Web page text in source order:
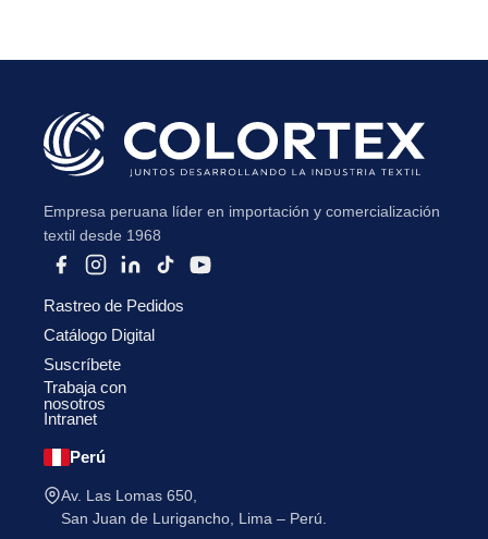
Empresa peruana líder en importación y comercialización
textil desde 1968
Rastreo de Pedidos
Catálogo Digital
Suscríbete
Trabaja con
nosotros
Intranet
Perú
Av. Las Lomas 650,
San Juan de Lurigancho, Lima – Perú.